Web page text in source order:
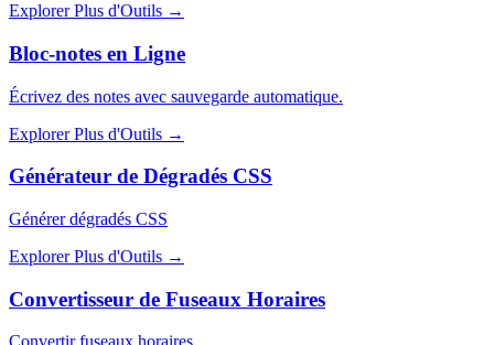
Explorer Plus d'Outils →
Bloc-notes en Ligne
Écrivez des notes avec sauvegarde automatique.
Explorer Plus d'Outils →
Générateur de Dégradés CSS
Générer dégradés CSS
Explorer Plus d'Outils →
Convertisseur de Fuseaux Horaires